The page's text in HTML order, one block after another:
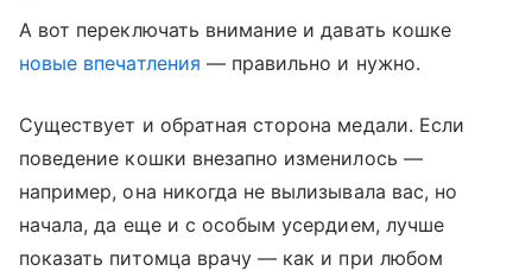
А вот переключать внимание и давать кошке
новые впечатления — правильно и нужно.
Существует и обратная сторона медали. Если
поведение кошки внезапно изменилось —
например, она никогда не вылизывала вас, но
начала, да еще и с особым усердием, лучше
показать питомца врачу — как и при любом